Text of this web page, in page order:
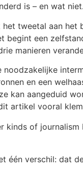
is – en wat niet.
tweetal aan het
een
manieren
en een
kan aangeduid
artikel vooral
of
één verschil: dat